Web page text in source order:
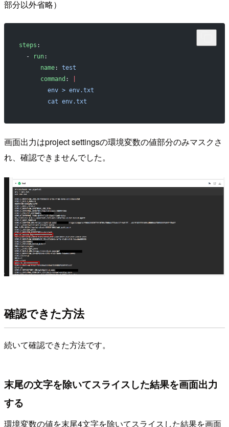
部分以外省略）
steps :
  -
run:
      name
: test
      command
:
        env > env.txt
        cat env.txt
画面出力はproject settingsの環境変数の値部分のみマスクさ
れ、確認できませんでした。
確認できた方法
続いて確認できた方法です。
末尾の文字を除いてスライスした結果を画面出力
する
環境変数の値を末尾4文字を除いてスライスした結果を画面